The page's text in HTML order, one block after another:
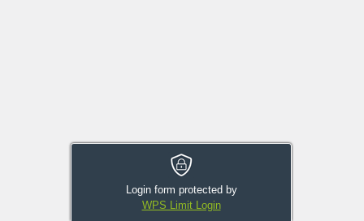
Login form protected by
WPS Limit Login